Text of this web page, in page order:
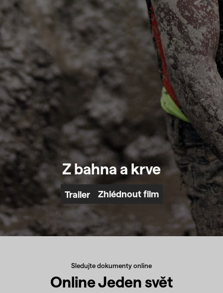
Z bahna a krve
Trailer Zhlédnout film
Sledujte dokumenty online
Online Jeden svět